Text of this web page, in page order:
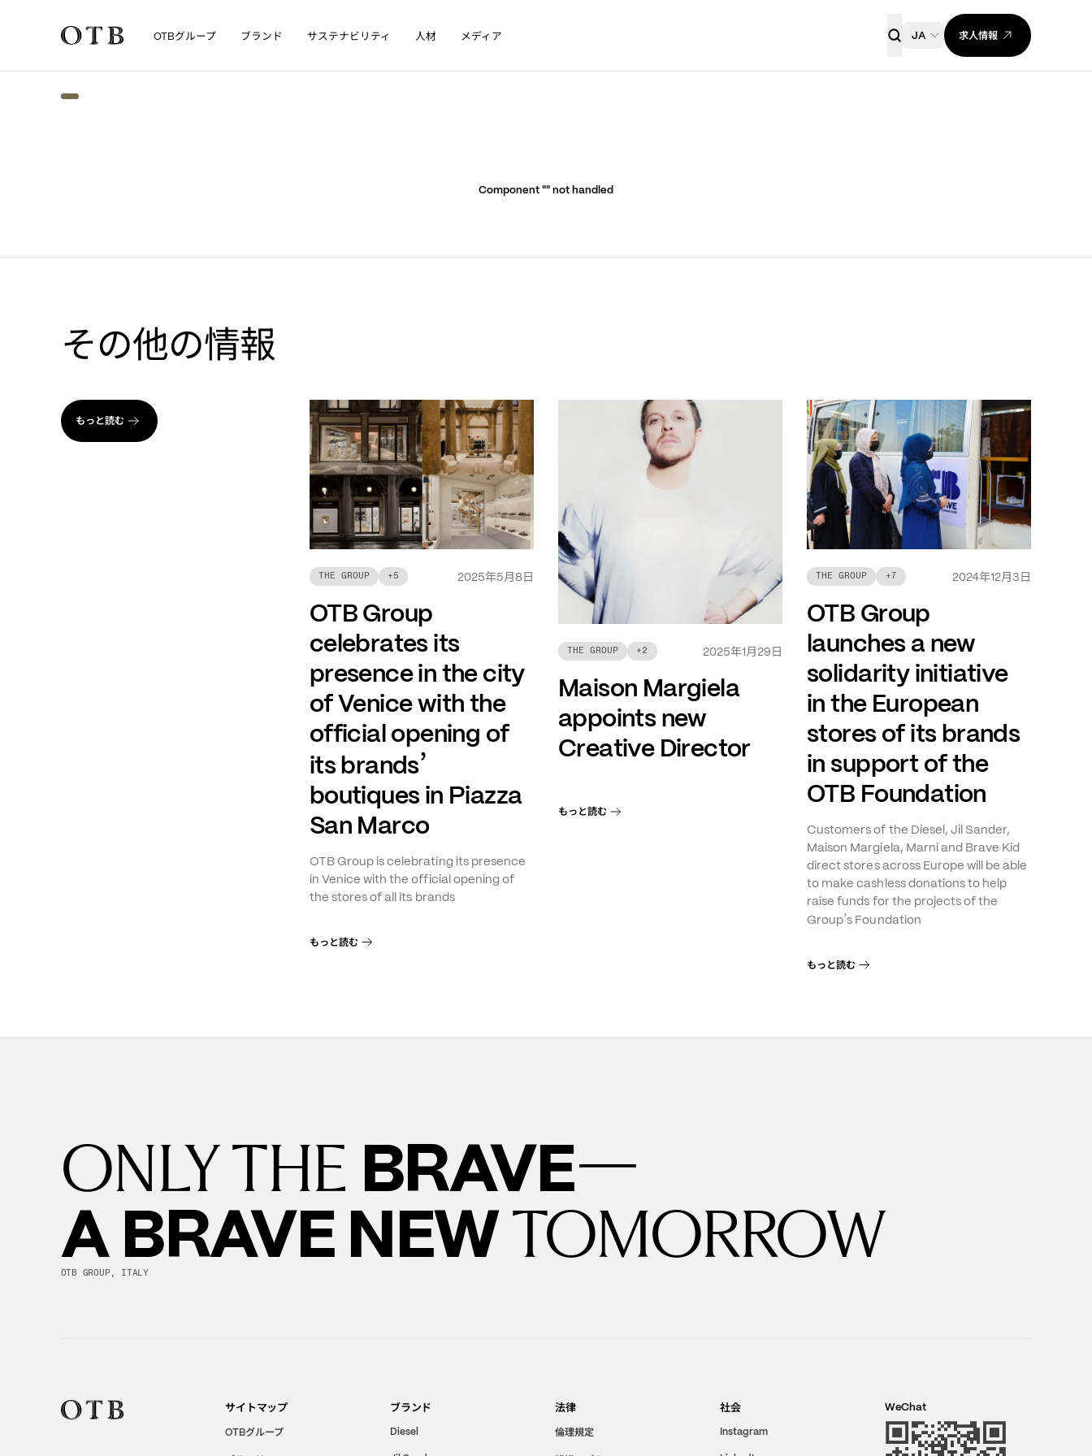
Skip to main content
OTBグループ ブランド サステナビリティ 人材 メディア JA 求人情報
Component "" not handled
その他の情報
もっと読む
THE GROUP +5 2025年5月8日
OTB Group
celebrates its
presence in the city
of Venice with the
official opening of
its brands’
boutiques in Piazza
San Marco
OTB Group is celebrating its presence
in Venice with the official opening of
the stores of all its brands
もっと読む
THE GROUP +2 2025年1月29日
Maison Margiela
appoints new
Creative Director
もっと読む
THE GROUP +7 2024年12月3日
OTB Group
launches a new
solidarity initiative
in the European
stores of its brands
in support of the
OTB Foundation
Customers of the Diesel, Jil Sander,
Maison Margiela, Marni and Brave Kid
direct stores across Europe will be able
to make cashless donations to help
raise funds for the projects of the
Group’s Foundation
もっと読む
ONLY THE BRAVE—
A BRAVE NEWTOMORROW
OTB GROUP, ITALY
サイトマップ
OTBグループ
ブランド
Diesel
法律
倫理規定
社会
Instagram
WeChat